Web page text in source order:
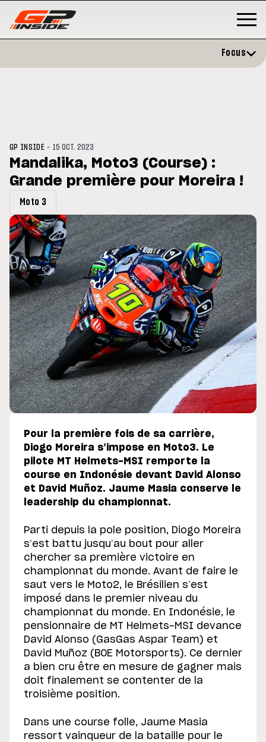
du GP de Grande-
MOTO GP
Focus
GP INSIDE - 15 OCT. 2023
Mandalika, Moto3 (Course) :
Grande première pour Moreira !
Moto 3
Pour la première fois de sa carrière,
Diogo Moreira s’impose en Moto3. Le
pilote MT Helmets-MSI remporte la
course en Indonésie devant David Alonso
et David Muñoz. Jaume Masia conserve le
leadership du championnat.
Parti depuis la pole position, Diogo Moreira
s’est battu jusqu’au bout pour aller
chercher sa première victoire en
championnat du monde. Avant de faire le
saut vers le Moto2, le Brésilien s’est
imposé dans le premier niveau du
championnat du monde. En Indonésie, le
pensionnaire de MT Helmets-MSI devance
David Alonso (GasGas Aspar Team) et
David Muñoz (BOE Motorsports). Ce dernier
a bien cru être en mesure de gagner mais
doit finalement se contenter de la
troisième position.
Dans une course folle, Jaume Masia
ressort vainqueur de la bataille pour le